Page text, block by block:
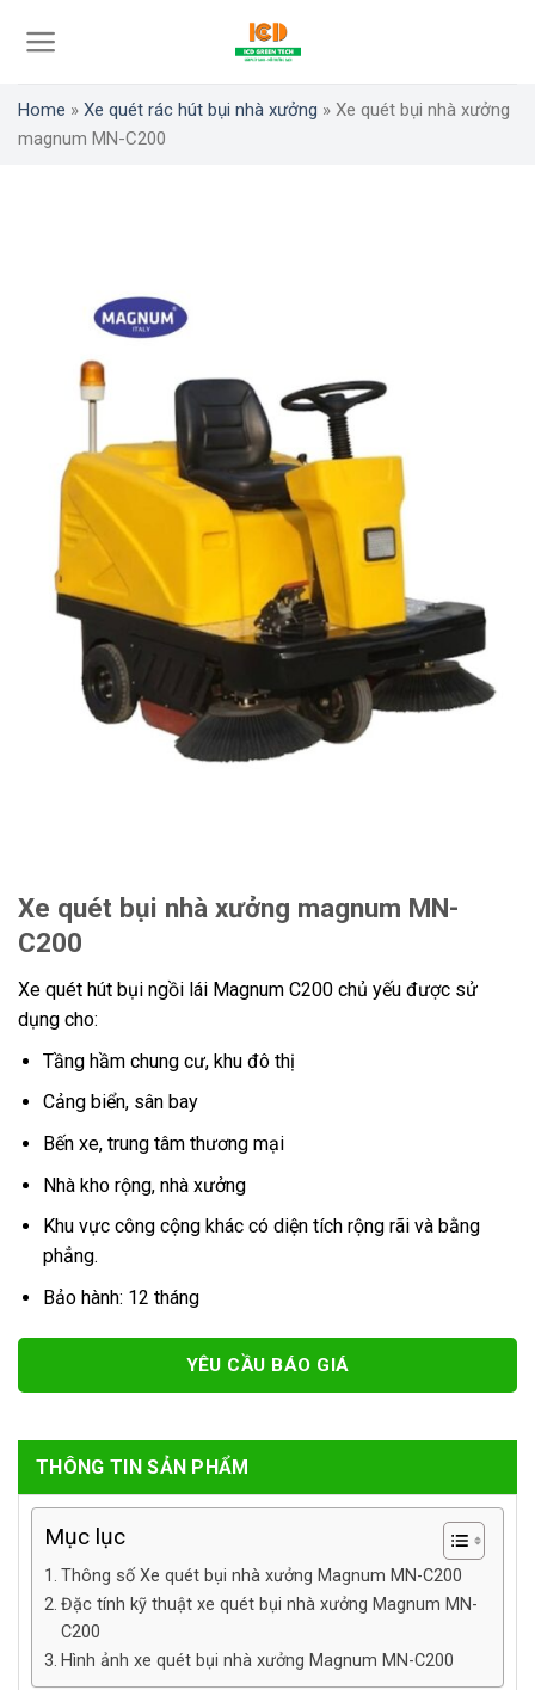
Home » Xe quét rác hút bụi nhà xưởng » Xe quét bụi nhà xưởng
magnum MN-C200
Xe quét bụi nhà xưởng magnum MN-
C200
Xe quét hút bụi ngồi lái Magnum C200 chủ yếu được sử
dụng cho:
Tầng hầm chung cư, khu đô thị
Cảng biển, sân bay
Bến xe, trung tâm thương mại
Nhà kho rộng, nhà xưởng
Khu vực công cộng khác có diện tích rộng rãi và bằng
phẳng.
Bảo hành: 12 tháng
YÊU CẦU BÁO GIÁ
THÔNG TIN SẢN PHẨM
Mục lục
Thông số Xe quét bụi nhà xưởng Magnum MN-C200
Đặc tính kỹ thuật xe quét bụi nhà xưởng Magnum MN-
C200
Hình ảnh xe quét bụi nhà xưởng Magnum MN-C200